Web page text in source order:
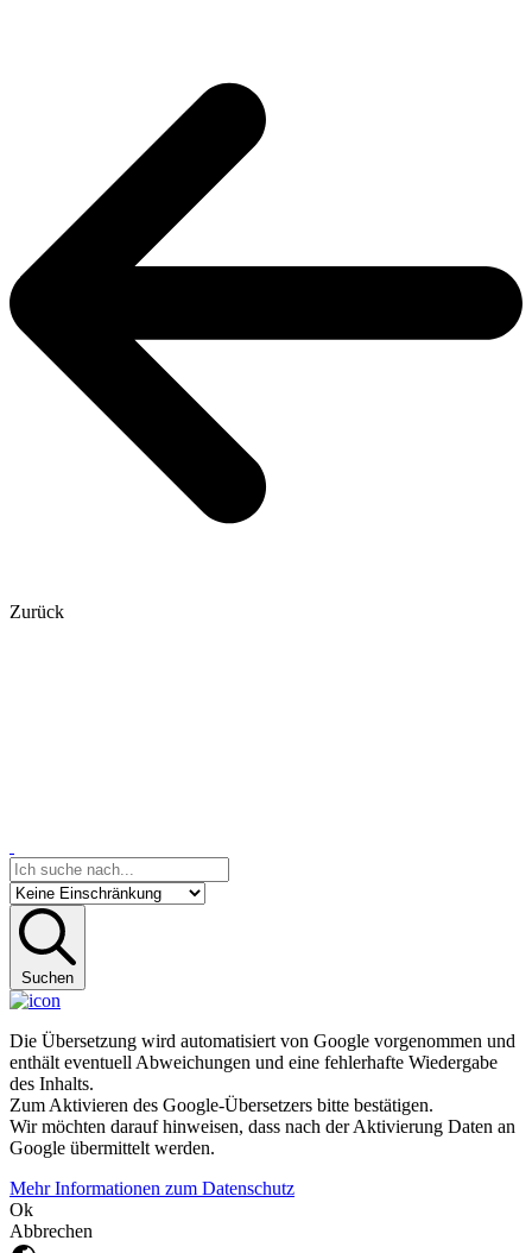
Zurück
Suchen
Die Übersetzung wird automatisiert von Google vorgenommen und
enthält eventuell Abweichungen und eine fehlerhafte Wiedergabe
des Inhalts.
Zum Aktivieren des Google-Übersetzers bitte bestätigen.
Wir möchten darauf hinweisen, dass nach der Aktivierung Daten an
Google übermittelt werden.
Mehr Informationen zum Datenschutz
Ok
Abbrechen